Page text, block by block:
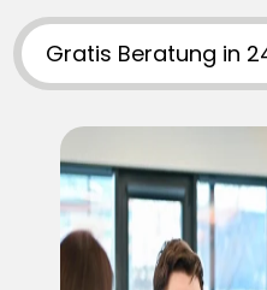
Gratis Beratung in